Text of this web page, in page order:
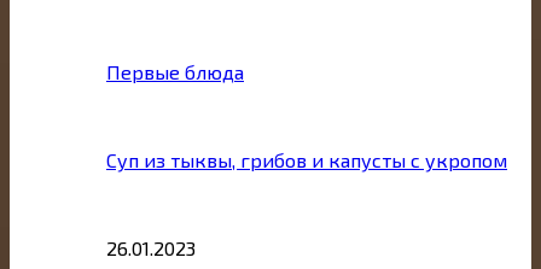
Первые блюда
Суп из тыквы, грибов и капусты с укропом
26.01.2023